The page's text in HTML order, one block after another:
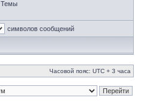
Темы
символов сообщений
Часовой пояс: UTC + 3 часа